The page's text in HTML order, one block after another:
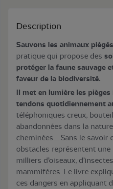
Description
Sauvons les animaux piégés
pratique qui propose des
protéger la faune sauvage
faveur de la biodiversité.
Il met en lumière les
tendons quotidiennement
téléphoniques creux,
abandonnées dans la
cheminées… Sans le savoir
obstacles représentent
milliers d’oiseaux,
mammifères. Le livre
ces dangers en appliquant